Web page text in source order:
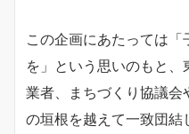
この企画にあたっては
を」という思いのもと
業者、まちづくり協議
の垣根を越えて一致団